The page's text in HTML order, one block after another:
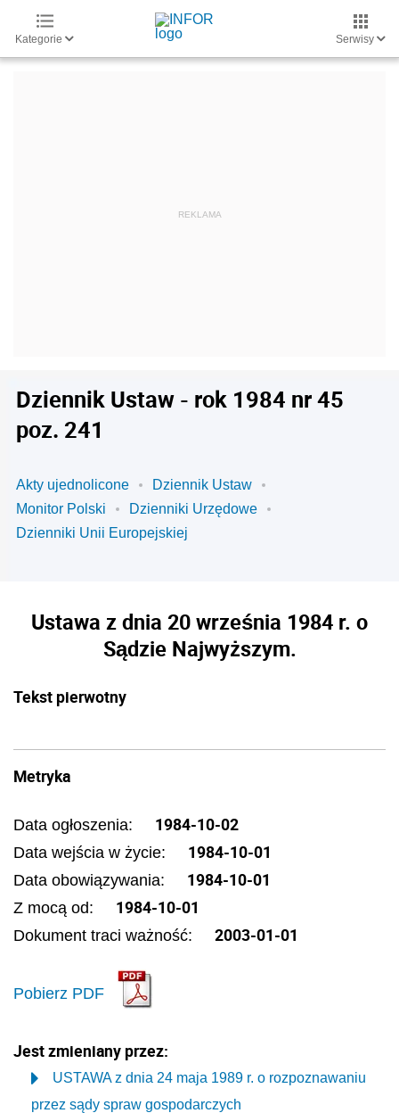
Kategorie Serwisy
Dziennik Ustaw - rok 1984 nr 45
poz. 241
Akty ujednolicone
Dziennik Ustaw
Monitor Polski
Dzienniki Urzędowe
Dzienniki Unii Europejskiej
Ustawa z dnia 20 września 1984 r. o
Sądzie Najwyższym.
Tekst pierwotny
Metryka
Data ogłoszenia: 1984-10-02
Data wejścia w życie: 1984-10-01
Data obowiązywania: 1984-10-01
Z mocą od: 1984-10-01
Dokument traci ważność: 2003-01-01
Pobierz PDF
Jest zmieniany przez:
USTAWA z dnia 24 maja 1989 r. o rozpoznawaniu
przez sądy spraw gospodarczych